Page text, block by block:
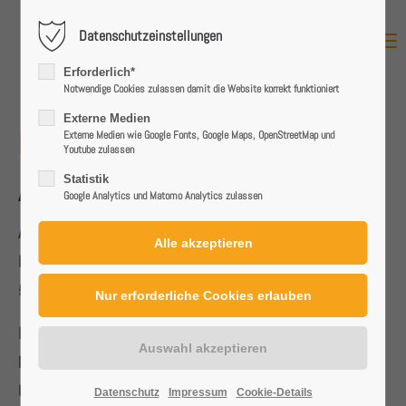
Login
Benutzername
Passwort
Register|Lost your password?
Support
IMPRESSUM
Angaben gemäß § 5 TMG
A&O Solar Services GmbH
Brinkweg 3
59227 Ahlen
Handelsregister:HRB 20981
Registergericht:
Amtsgericht Münster
Umsatzsteuer-Identifikationsnummer gemäß § 27 a
Datenschutzeinstellungen
Erforderlich*
Notwendige Cookies zulassen damit die Website korrekt funktioniert
Externe Medien
Externe Medien wie Google Fonts, Google Maps, OpenStreetMap und
Youtube zulassen
Statistik
Google Analytics und Matomo Analytics zulassen
Datenschutz Impressum Cookie-Details